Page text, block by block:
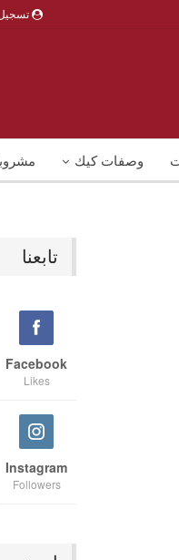
وصفات كيك
تابعنا
Facebook
Likes
Instagram
Followers